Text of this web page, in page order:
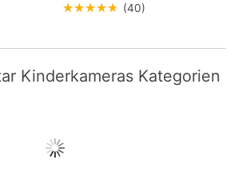
★★★★★ (40)
Kinderkameras Kategorien